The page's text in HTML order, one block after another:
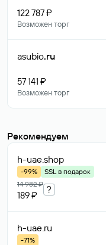
122 787 ₽
Возможен торг
asubio.ru
57 141 ₽
Возможен торг
Рекомендуем
h-uae.shop
-99%
SSL в подарок
14 982 ₽
189 ₽
?
h-uae.ru
-71%